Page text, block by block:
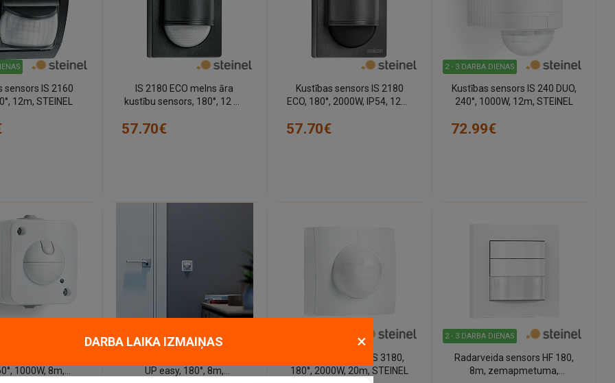
IS 2160
12m, STEINEL
IS 2180 ECO melns āra
kustību sensors, 180°, 12 m,
57.70€
Kustības sensors IS 2180
ECO, 180°, 2000W, IP54, 12m,
57.70€
2 - 3 DARBA DIENAS
Kustības sensors IS 240 DUO,
240°, 1000W, 12m, STEINEL
72.99€
1000W, 8m,
2 - 3 DARBA DIENAS
UP easy, 180°, 8m,
Kustības sensors IS 3180,
180°, 2000W, 20m, STEINEL
2 - 3 DARBA DIENAS
Radarveida sensors HF 180,
8m, zemapmetuma,
DARBA LAIKA IZMAIŅAS ×